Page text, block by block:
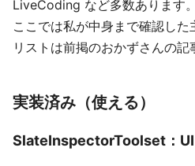
LiveCoding など多数あります。
ここでは私が中身まで確認し
リストは前掲のおかずさんの記
実装済み（使える）
SlateInspectorToolset：UI